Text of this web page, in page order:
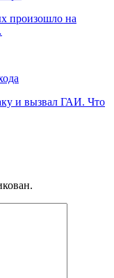
произошло на
и вызвал ГАИ. Что